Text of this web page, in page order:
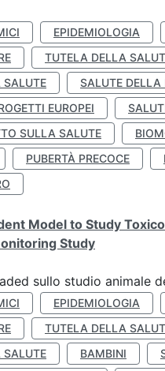
EPIDEMIOLOGIA
TUTELA DELLA
SALUTE
SALUTE DELLA
EUROPEI
SULLA SALUTE
PUBERTÀ PRECOCE
Model to Study
Study
sullo studio animale
EPIDEMIOLOGIA
TUTELA DELLA
SALUTE
BAMBINI